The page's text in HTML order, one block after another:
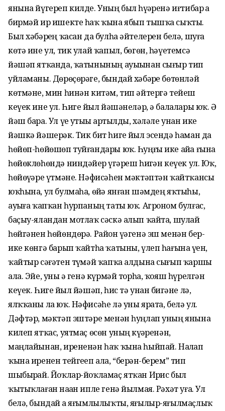
янына йүгереп килде. Уның был һүҙҙәренә иғтибар ҙа
бирмәй ир ишекте һаҡ ҡына ябып тышҡа сыҡты.
Был хәбәрҙең ҡасан да булһа әйтелерен белә, шуға
көтә ине ул, тик улай ҡапыл, бөгөн, һәүетемсә
йәшәп ятҡанда, ҡатынының ауыҙынан сығыр тип
уйламаны. Дөрөҫөрәге, бындай хәбәрҙе бөтөнләй
көтмәне, мин һинән китәм, тип әйтергә тейеш
кеүек ине ул. Һигеҙ йыл йәшәнеләр, ә балалары юҡ. Ә
йәш бара. Ул үҙе утыҙҙы артылды, хәләле унан ике
йәшкә йәшерәк. Тик бит һигеҙ йыл эсендә һаман да
һөйөп-һөйөшөп туйғандары юҡ. Һуңғы ике айҙа ғына
һөйөклөһөндә ниндәйҙер үҙгәреш һиҙгән кеүек ул. Юҡ,
һөйөүҙәре үтмәне. Нәфисәһен мәктәптән ҡайтҡансы
юҡһына, ул булмаһа, өйҙә янған шәмдең яҡтыһы,
ауыҙға ҡапҡан һурпаның таты юҡ. Агроном булғас,
баҫыу-яландан мотлаҡ сәскә алып ҡайта, шулай
һөйгәнен һөйөндөрә. Район үҙәгенә эш менән бер-
ике көнгә барып ҡайтһа ҡатыны, үлеп һағына үҙен,
ҡайтыр сәғәтен түҙмәй ҡапҡа алдына сығып ҡаршы
ала. Эйе, уны әҙ генә күрмәй торһа, ҡояш һүрелгән
кеүек. Һигеҙ йыл йәшәп, һис тә унан биҙгәне лә,
ялҡҡаны ла юҡ. Нәфисәһе лә уны ярата, белә ул.
Дәфтәр, мәктәп эштәре менән һуңлап уның янына
килеп ятҡас, уятмаҫ өсөн уның күҙҙәренән,
маңлайынан, ирененән һаҡ ҡына һыйпай. Наҙлап
ҡына иренен тейгеҙеп ала, “берҙән-берем” тип
шыбырҙай. Йоҡлар-йоҡламаҫ ятҡан Иҙрис был
ҡытыҡлаған наҙҙан ипле генә йылмая. Рәхәт уға. Ул
белә, бындай ҙа яғымлылыҡты, яғылыр-яғылмаҫлыҡ